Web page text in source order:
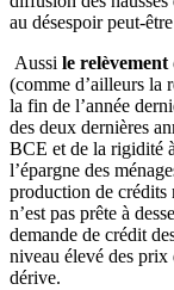
au désespoir peut-
Aussi le
(comme d’ailleurs la
la fin de l’année
des deux dernières
BCE et de la rigidité
l’épargne des
production de crédits
n’est pas prête à
demande de crédit
niveau élevé des prix
dérive.